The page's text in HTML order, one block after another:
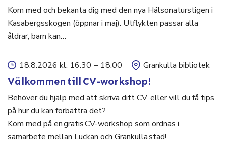
Kom med och bekanta dig med den nya Hälsonaturstigen i
Kasabergsskogen (öppnar i maj). Utflykten passar alla
åldrar, barn kan…
18.8.2026 kl. 16.30 – 18.00 Grankulla bibliotek
Välkommen till CV-workshop!
Behöver du hjälp med att skriva ditt CV eller vill du få tips
på hur du kan förbättra det?
Kom med på en gratis CV-workshop som ordnas i
samarbete mellan Luckan och Grankulla stad!